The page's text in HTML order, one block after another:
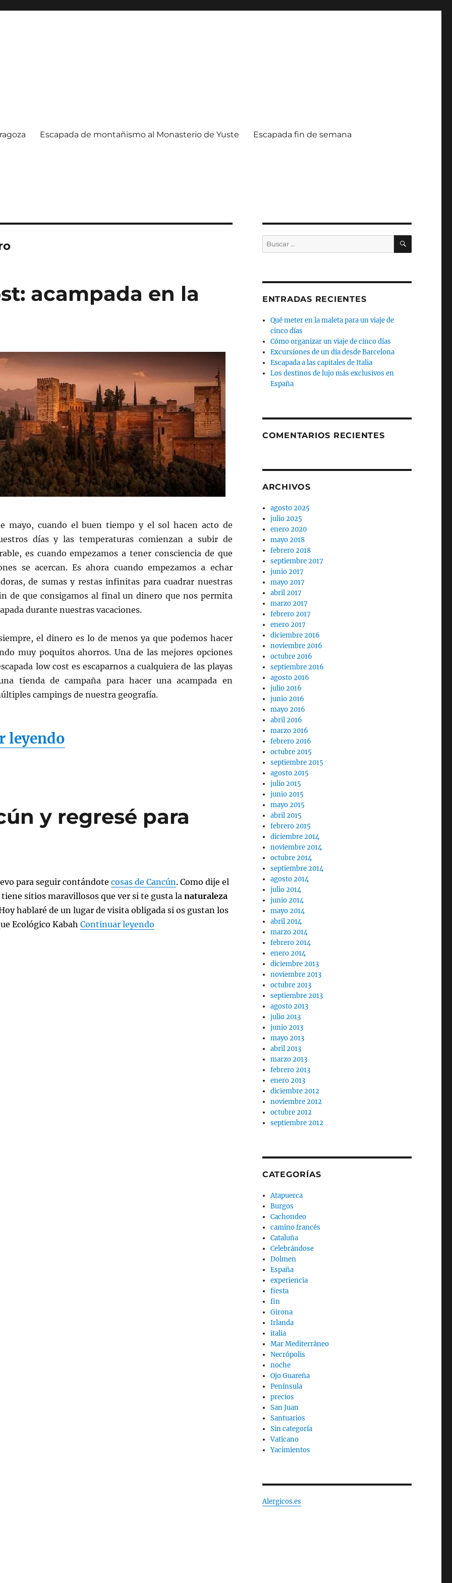
Escapada de montañismo al Monasterio de Yuste Escapada fin de semana
acampada en la
mayo, cuando el buen tiempo y el sol hacen acto de
días y las temperaturas comienzan a subir de
es cuando empezamos a tener consciencia de que
se acercan. Es ahora cuando empezamos a echar
de sumas y restas infinitas para cuadrar nuestras
de que consigamos al final un dinero que nos permita
durante nuestras vacaciones.
el dinero es lo de menos ya que podemos hacer
muy poquitos ahorros. Una de las mejores opciones
low cost es escaparnos a cualquiera de las playas
tienda de campaña para hacer una acampada en
campings de nuestra geografía.
leyendo«Escapadas low cost: acampada en la playa»
y regresé para
para seguir contándote cosas de Cancún. Como dije el
sitios maravillosos que ver si te gusta la naturaleza
hablaré de un lugar de visita obligada si os gustan los
Ecológico Kabah Continuar leyendo«Yo estuve en Cancún y regresé para contártelo III»
Buscar
por:
BUSCAR
ENTRADAS RECIENTES
Qué meter en la maleta para un viaje de
cinco días
Cómo organizar un viaje de cinco días
Excursiones de un día desde Barcelona
Escapada a las capitales de Italia
Los destinos de lujo más exclusivos en
España
COMENTARIOS RECIENTES
ARCHIVOS
agosto 2025
julio 2025
enero 2020
mayo 2018
febrero 2018
septiembre 2017
junio 2017
mayo 2017
abril 2017
marzo 2017
febrero 2017
enero 2017
diciembre 2016
noviembre 2016
octubre 2016
septiembre 2016
agosto 2016
julio 2016
junio 2016
mayo 2016
abril 2016
marzo 2016
febrero 2016
octubre 2015
septiembre 2015
agosto 2015
julio 2015
junio 2015
mayo 2015
abril 2015
febrero 2015
diciembre 2014
noviembre 2014
octubre 2014
septiembre 2014
agosto 2014
julio 2014
junio 2014
mayo 2014
abril 2014
marzo 2014
febrero 2014
enero 2014
diciembre 2013
noviembre 2013
octubre 2013
septiembre 2013
agosto 2013
julio 2013
junio 2013
mayo 2013
abril 2013
marzo 2013
febrero 2013
enero 2013
diciembre 2012
noviembre 2012
octubre 2012
septiembre 2012
CATEGORÍAS
Atapuerca
Burgos
Cachondeo
camino francés
Cataluña
Celebrándose
Dolmen
España
experiencia
fiesta
fin
Girona
Irlanda
italia
Mar Mediterráneo
Necrópolis
noche
Ojo Guareña
Península
precios
San Juan
Santuarios
Sin categoría
Vaticano
Yacimientos
Alergicos.es